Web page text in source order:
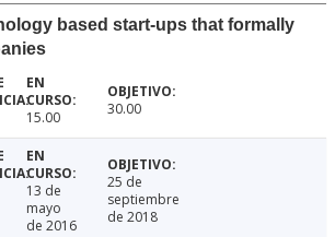
based start-ups that formally
15.00 30.00
13 de
mayo
de 2016
25 de
septiembre
de 2018